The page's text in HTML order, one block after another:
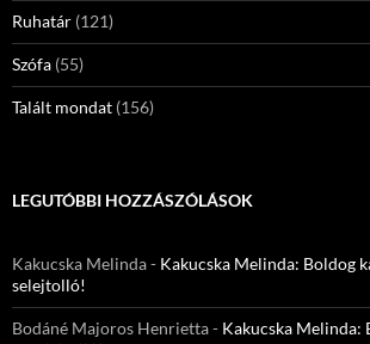
Ruhatár (121)
Szófa (55)
Talált mondat (156)
LEGUTÓBBI HOZZÁSZÓLÁSOK
Kakucska Melinda- Kakucska Melinda: Boldog
selejtolló!
Bodáné Majoros Henrietta- Kakucska Melinda: